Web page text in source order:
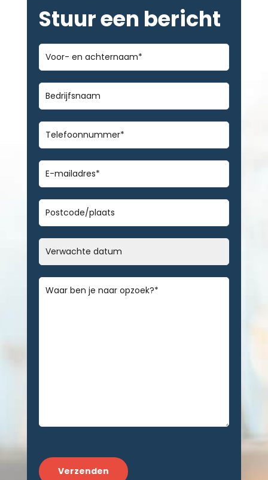
Stuur een bericht
Voor-
en
achternaam*
Bedrijfsnaam
Telefoonnummer*
E-
mailadres*
Geen
titel
Datum
MM
DD
Bericht*